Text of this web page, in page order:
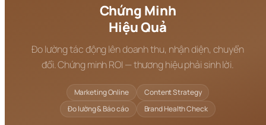
Chứng Minh
Hiệu Quả
Đo lường tác động lên doanh thu, nhận diện, chuyển
đổi. Chứng minh ROI — thương hiệu phải sinh lời.
Marketing Online
Content Strategy
Đo lường & Báo cáo
Brand Health Check